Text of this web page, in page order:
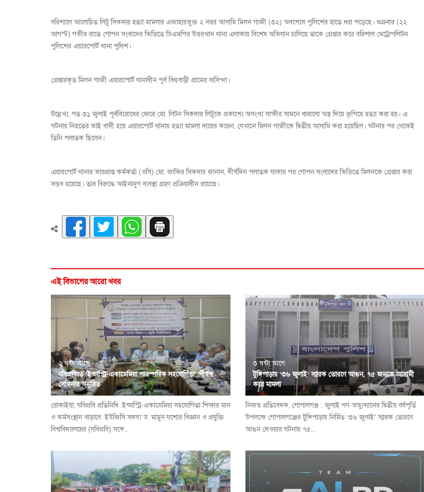
বরিশালে আলোচিত লিটু সিকদার হত্যা মামলার এজাহারভুক্ত ২ নম্বর আসামি মিলন গাজী (৩২) অবশেষে পুলিশের হাতে ধরা পড়েছে। শুক্রবার (২২
আগস্ট) গভীর রাতে গোপন সংবাদের ভিত্তিতে ডিএমপির উত্তরখান থানা এলাকায় বিশেষ অভিযান চালিয়ে তাকে গ্রেপ্তার করে বরিশাল মেট্রোপলিটন
পুলিশের এয়ারপোর্ট থানা পুলিশ।
গ্রেপ্তারকৃত মিলন গাজী এয়ারপোর্ট থানাধীন পূর্ব বিল্ববাড়ী গ্রামের বাসিন্দা।
উল্লেখ্য, গত ৩১ জুলাই পূর্ববিরোধের জেরে মো. লিটন সিকদার লিটুকে প্রকাশ্যে অসংখ্য সাক্ষীর সামনে ধারালো অস্ত্র দিয়ে কুপিয়ে হত্যা করা হয়। এ
ঘটনায় নিহতের ভাই বাদী হয়ে এয়ারপোর্ট থানায় হত্যা মামলা দায়ের করেন, যেখানে মিলন গাজীকে দ্বিতীয় আসামি করা হয়েছিল। ঘটনার পর থেকেই
তিনি পলাতক ছিলেন।
এয়ারপোর্ট থানার ভারপ্রাপ্ত কর্মকর্তা (ওসি) মো. জাকির সিকদার জানান, দীর্ঘদিন পলাতক থাকার পর গোপন সংবাদের ভিত্তিতে মিলনকে গ্রেপ্তার করা
সম্ভব হয়েছে। তার বিরুদ্ধে আইনানুগ ব্যবস্থা গ্রহণ প্রক্রিয়াধীন রয়েছে।
এই বিভাগের আরো খবর
২ ঘন্টা আগে
যবিপ্রবিতে ‘ইন্ডাস্ট্রি-একাডেমিয়া পারস্পরিক সহযোগিতা’ শীর্ষক
সেমিনার অনুষ্ঠিত
রোকাইয়া, যবিপ্রবি প্রতিনিধি :ইন্ডাস্ট্রি-একাডেমিয়া সহযোগিতা শিক্ষার মান
ও কর্মসংস্থান বাড়াবে: ইউজিসি সদস্য ড. মামুন যশোর বিজ্ঞান ও প্রযুক্তি
বিশ্ববিদ্যালয়ের (যবিপ্রবি) সঙ্গে...
৩ ঘন্টা আগে
টুঙ্গিপাড়ায় ‘৩৬ জুলাই’ স্মারক তোরণে আগুন, ৭৫ জনকে আসামী
করে মামলা
নিজস্ব প্রতিবেদক, গোপালগঞ্জ : জুলাই গণ-অভ্যুত্থানের দ্বিতীয় বর্ষপূর্তি
উপলক্ষে গোপালগঞ্জের টুঙ্গিপাড়ায় নির্মিত ‘৩৬ জুলাই’ স্মারক তোরণে
আগুন দেওয়ার ঘটনায় ৭৫...